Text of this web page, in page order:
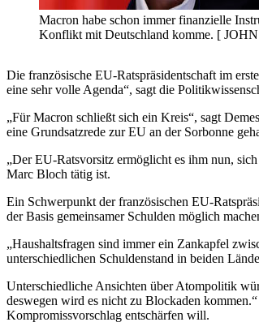
Macron habe schon immer finanzielle
Konflikt mit Deutschland komme. [
Die französische EU-Ratspräsidentschaft im
eine sehr volle Agenda“, sagt die
„Für Macron schließt sich ein Kreis“, sagt
eine Grundsatzrede zur EU an der Sorbonne
„Der EU-Ratsvorsitz ermöglicht es ihm nun,
Marc Bloch tätig ist.
Ein Schwerpunkt der französischen EU-
der Basis gemeinsamer Schulden möglich
„Haushaltsfragen sind immer ein Zankapfel
unterschiedlichen Schuldenstand in beiden
Unterschiedliche Ansichten über Atompolitik
deswegen wird es nicht zu Blockaden
Kompromissvorschlag entschärfen will.